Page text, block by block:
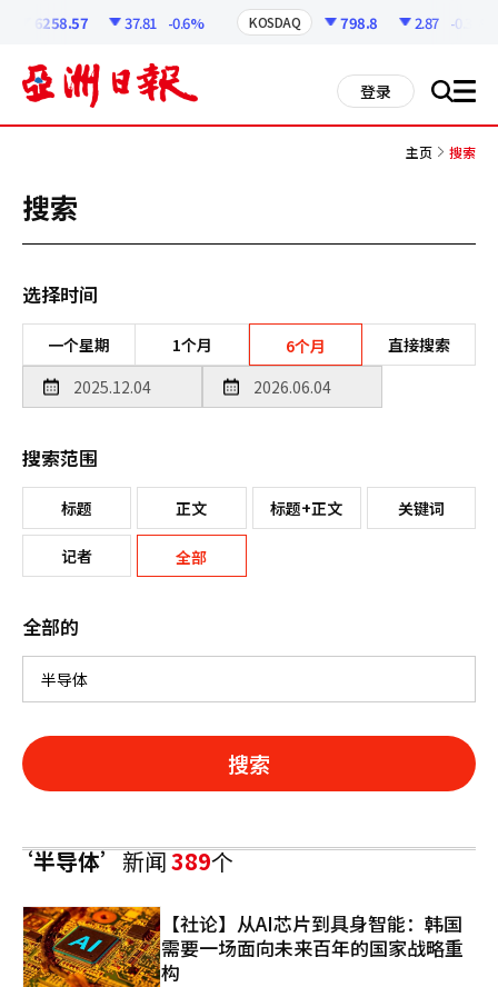
6258.57 37.81 -0.6% KOSDAQ 798.8 2.87 -0.36%
登录 搜 all
主页 搜索
搜索
选择时间
一个星期 1个月 6个月 直接搜索
搜索范围
标题 正文 标题+正文 关键词
记者 全部
全部的
搜索
‘半导体’新闻389个
【社论】从AI芯片到具身智能：韩国
需要一场面向未来百年的国家战略重
构